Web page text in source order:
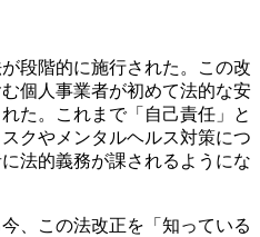
段階的に施行された。この改
個人事業者が初めて法的な安
た。これまで「自己責任」と
クやメンタルヘルス対策につ
法的義務が課されるようにな
、この法改正を「知っている